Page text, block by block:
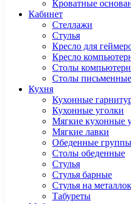
Кроватные
Кабинет
Cтеллажи
Cтулья
Кресло для
Кресло
Столы
Столы письменные
Кухня
Кухонные
Кухонные уголки
Мягкие кухонные
Мягкие лавки
Обеденные группы
Столы обеденные
Стулья
Стулья барные
Стулья на
Табуреты